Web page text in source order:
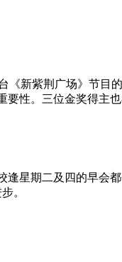
新紫荆广场》节目
性。三位金奖得主
星期二及四的早会
。